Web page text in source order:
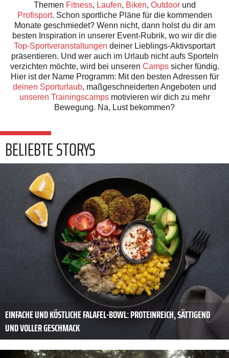
Themen Fitness, Laufen, Biken, Outdoorund
Profisport. Schon sportliche Pläne für die kommenden
Monate geschmiedet? Wenn nicht, dann holst du dir am
besten Inspiration in unserer Event-Rubrik, wo wir dir die
Top-Sportveranstaltungen deiner Lieblings-Aktivsportart
präsentieren. Und wer auch im Urlaub nicht aufs Sporteln
verzichten möchte, wird bei unseren Campssicher fündig.
Hier ist der Name Programm: Mit den besten Adressen für
deinen Sporturlaub, maßgeschneiderten Angeboten und
unseren Trainingscamps motivieren wir dich zu mehr
Bewegung. Na, Lust bekommen?
BELIEBTE STORYS
EINFACHE UND KÖSTLICHE FALAFEL-BOWL: PROTEINREICH, SÄTTIGEND
UND VOLLER GESCHMACK